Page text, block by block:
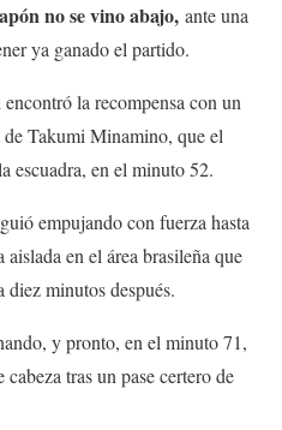
no se vino abajo, ante una
ya ganado el partido.
la recompensa con un
de Takumi Minamino, que el
escuadra, en el minuto 52.
empujando con fuerza hasta
en el área brasileña que
minutos después.
y pronto, en el minuto 71,
tras un pase certero de